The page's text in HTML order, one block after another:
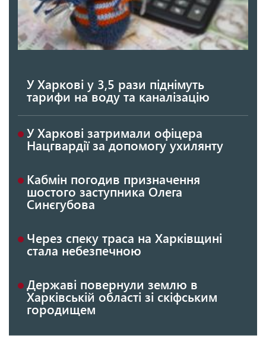
У Харкові у 3,5 рази піднімуть
тарифи на воду та каналізацію
У Харкові затримали офіцера
Нацгвардії за допомогу ухилянту
Кабмін погодив призначення
шостого заступника Олега
Синєгубова
Через спеку траса на Харківщині
стала небезпечною
Державі повернули землю в
Харківській області зі скіфським
городищем